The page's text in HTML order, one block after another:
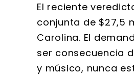
El reciente
conjunta de $27,5
Carolina. El
ser consecuencia
y músico, nunca